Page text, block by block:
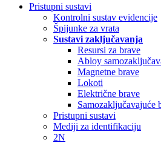
Pristupni sustavi
Kontrolni sustav evidencije
Špijunke za vrata
Sustavi zaključavanja
Resursi za brave
Abloy
Magnetne brave
Lokoti
Električne brave
Samozaključavajuće
Pristupni sustavi
Mediji za identifikaciju
2N